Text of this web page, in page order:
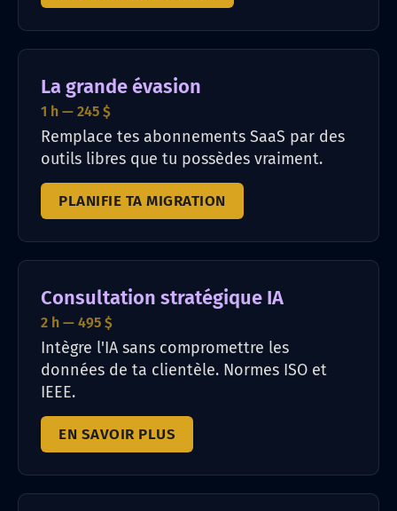
La grande évasion
1 h — 245 $
Remplace tes abonnements SaaS par des
outils libres que tu possèdes vraiment.
PLANIFIE TA MIGRATION
Consultation stratégique IA
2 h — 495 $
Intègre l'IA sans compromettre les
données de ta clientèle. Normes ISO et
IEEE.
EN SAVOIR PLUS